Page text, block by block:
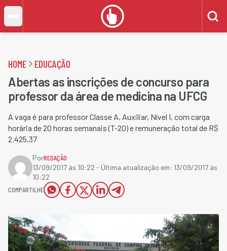
HOME EDUCAÇÃO
Abertas as inscrições de concurso para
professor da área de medicina na UFCG
A vaga é para professor Classe A, Auxiliar, Nível I, com carga
horária de 20 horas semanais (T-20) e remuneração total de R$
2.425,37
PorREDAÇÃO
13/09/2017 às 10:22 - Última atualização em: 13/09/2017 às
10:22
COMPARTILHE